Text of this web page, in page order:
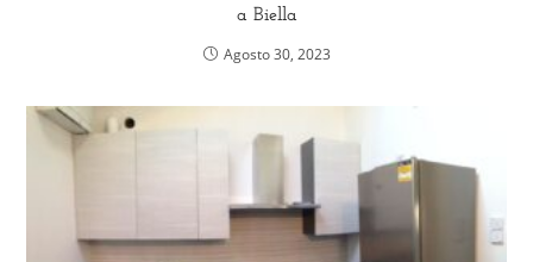
a Biella
Agosto 30, 2023